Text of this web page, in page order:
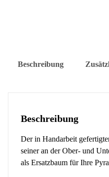
Beschreibung
Beschreibung
Der in Handarbeit
seiner an der Ober- und
als Ersatzbaum für Ihre